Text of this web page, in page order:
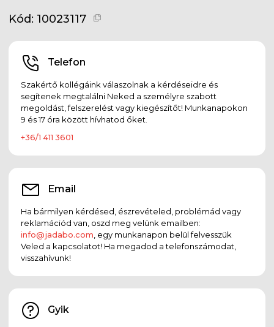
Kód: 10023117
Telefon
Szakértő kollégáink válaszolnak a kérdéseidre és
segítenek megtalálni Neked a személyre szabott
megoldást, felszerelést vagy kiegészítőt! Munkanapokon
9 és 17 óra között hívhatod őket.
+36/1 411 3601
Email
Ha bármilyen kérdésed, észrevételed, problémád vagy
reklamációd van, oszd meg velünk emailben:
info@jadabo.com , egy munkanapon belül felvesszük
Veled a kapcsolatot! Ha megadod a telefonszámodat,
visszahívunk!
Gyik